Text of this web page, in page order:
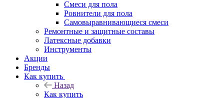
Смеси для пола
Ровнители для пола
Самовыравнивающиеся смеси
Ремонтные и защитные составы
Латексные добавки
Инструменты
Акции
Бренды
Как купить
Назад
Как купить